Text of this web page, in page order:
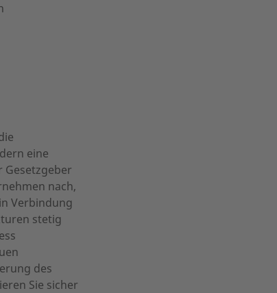
eine
Gesetzgeber
nach,
Verbindung
stetig
des
Sie sicher